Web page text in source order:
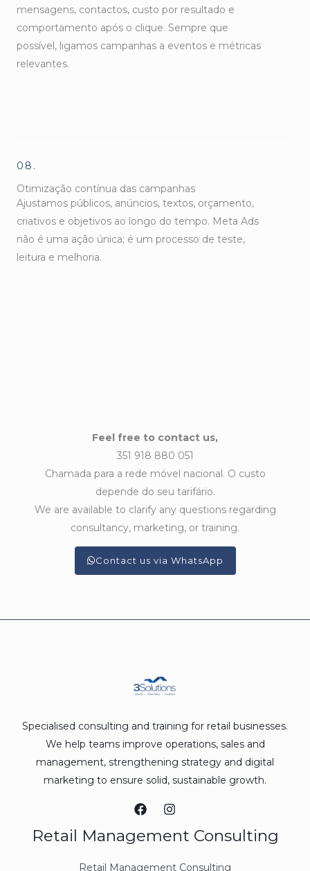
mensagens, contactos, custo por resultado e
comportamento após o clique. Sempre que
possível, ligamos campanhas a eventos e métricas
relevantes.
08.
Otimização contínua das campanhas
Ajustamos públicos, anúncios, textos, orçamento,
criativos e objetivos ao longo do tempo. Meta Ads
não é uma ação única; é um processo de teste,
leitura e melhoria.
Feel free to contact us,
351 918 880 051
Chamada para a rede móvel nacional. O custo
depende do seu tarifário.
We are available to clarify any questions regarding
consultancy, marketing, or training.
Contact us via WhatsApp
Specialised consulting and training for retail businesses.
We help teams improve operations, sales and
management, strengthening strategy and digital
marketing to ensure solid, sustainable growth.
Retail Management Consulting
Retail Management Consulting